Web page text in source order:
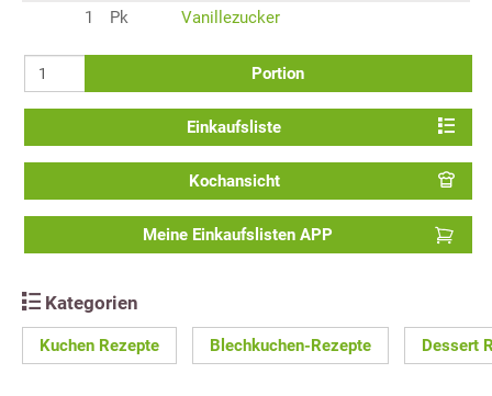
1
Pk Vanillezucker
Portion
Einkaufsliste
Kochansicht
Meine Einkaufslisten APP
Kategorien
Kuchen Rezepte Blechkuchen-Rezepte Dessert